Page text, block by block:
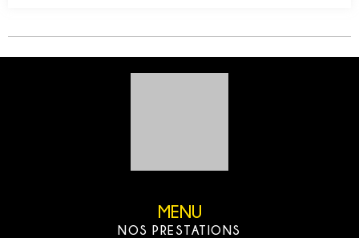
MENU
NOS PRESTATIONS